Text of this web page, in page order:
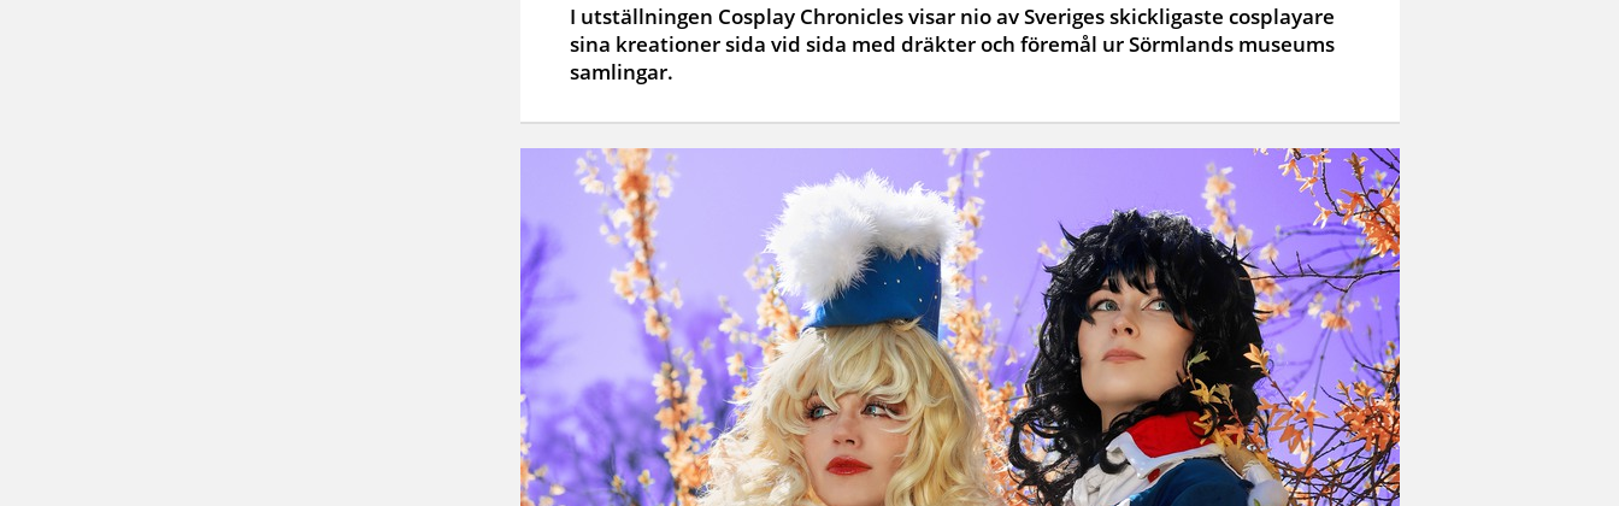
I utställningen Cosplay Chronicles visar nio av Sveriges skickligaste cosplayare
sina kreationer sida vid sida med dräkter och föremål ur Sörmlands museums
samlingar.